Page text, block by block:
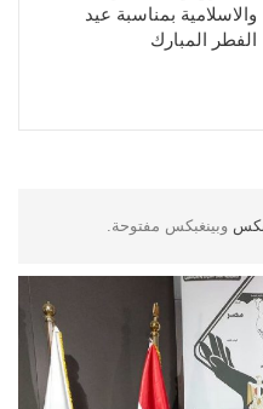
والاسلامية بمناسبة عيد
الفطر المبارك
وبينغبكس مفتوحة.